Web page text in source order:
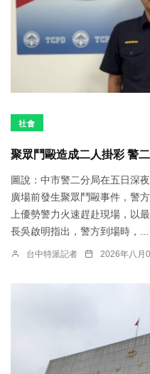
社會
聚眾鬥毆造成二人掛彩 警
圖說：中市警二分局在五日深
廣場前發生聚眾鬥毆事件，警
上優勢警力火速趕赴現場，以
長吳啟明指出，警方到場時，...
台中特派記者 2026年八月